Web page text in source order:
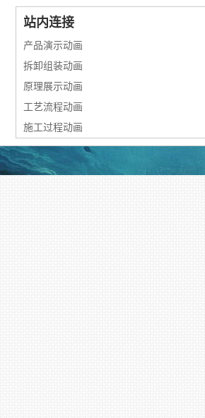
站内连接
产品演示动画
拆卸组装动画
原理展示动画
工艺流程动画
施工过程动画